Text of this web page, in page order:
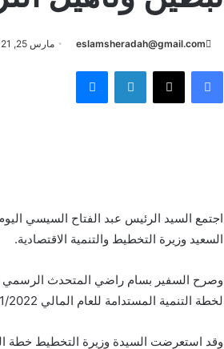
eslamsheradah@gmail.com مارس 25, 2021
فيسبوك X لينكدإن ماسنجر
اجتمع السيد الرئيس عبد الفتاح السيسي
السعيد وزيرة التخطيط والتنمية الاقتصادية.
وصرح السفير بسام راضي المتحدث الرسمي
لخطة التنمية المستدامة للعام المالي 2021/2022”.
وقد استعرضت السيدة وزيرة التخطيط خطة